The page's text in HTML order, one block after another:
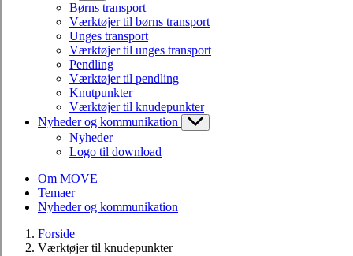
Børns transport
Værktøjer til børns transport
Unges transport
Værktøjer til unges transport
Pendling
Værktøjer til pendling
Knutpunkter
Værktøjer til knudepunkter
Nyheder og kommunikation
Nyheder
Logo til download
Om MOVE
Temaer
Nyheder og kommunikation
Forside
Værktøjer til knudepunkter